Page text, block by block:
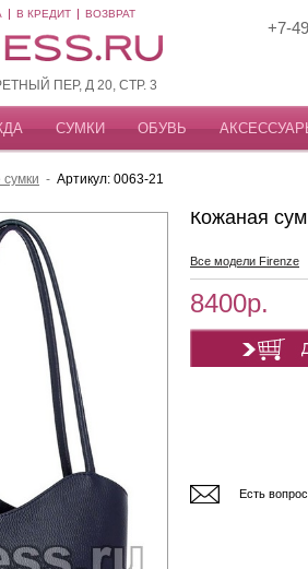
В КРЕДИТ ВОЗВРАТ
ПЕР, Д 20, СТР. 3
+7-
СУМКИ ОБУВЬ
- Артикул: 0063-21
Кожаная
Все модели Firenze
8400р.
Есть